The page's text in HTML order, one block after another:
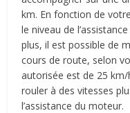
km. En fonction de
le niveau de
plus, il est possible de
cours de route, selon
autorisée est de 25
rouler à des vitesses
l’assistance du moteur.